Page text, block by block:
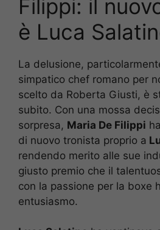
Filippi: il
è Luca
La delusione,
simpatico chef romano per
scelto da Roberta Giusti, è
subito. Con una mossa
sorpresa, Maria De Filippi
di nuovo tronista proprio a
rendendo merito alle sue
giusto premio che il
con la passione per la boxe
entusiasmo.